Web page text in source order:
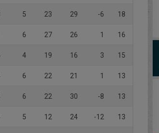
5 23 29 -6 18
6 27 26 1 16
4 19 16 3 15
6 22 21 1 13
6 22 30 -8 13
5 12 24 -12 13